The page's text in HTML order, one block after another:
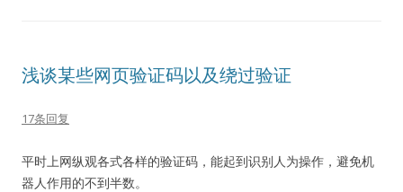
浅谈某些网页验证码以及绕过验证
17条回复
平时上网纵观各式各样的验证码，能起到识别人为操作，避免机
器人作用的不到半数。